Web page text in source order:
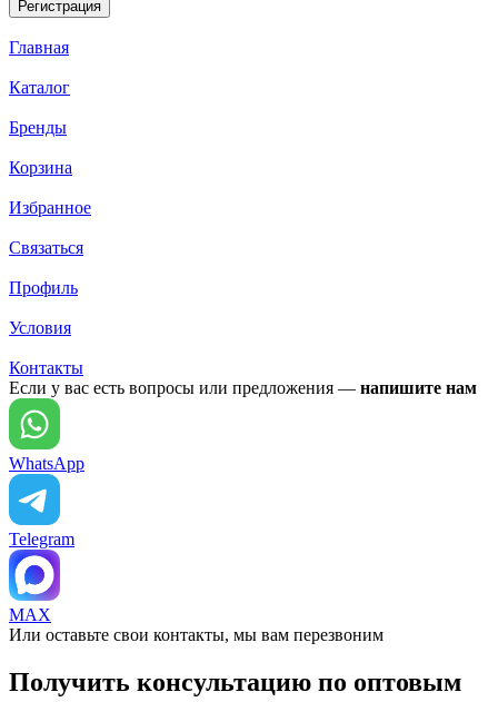
Главная
Каталог
Бренды
Корзина
Избранное
Связаться
Профиль
Условия
Контакты
Если у вас есть вопросы или предложения — напишите нам
WhatsApp
Telegram
MAX
Или оставьте свои контакты, мы вам перезвоним
Получить консультацию по оптовым